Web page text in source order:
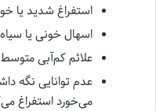
استفراغ شدید یا
اسهال خونی یا
علائم کم‌آبی
عدم توانایی نگه
می‌خورد استفراغ